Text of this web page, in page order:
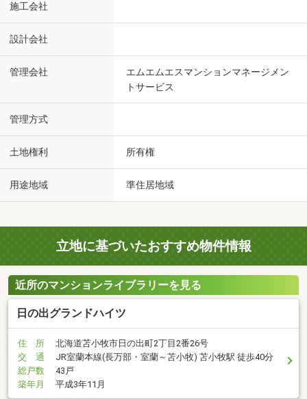
施工会社
設計会社
管理会社
エムエムエスマンションマネージメン
トサービス
管理方式
土地権利 所有権
用途地域 準住居地域
立地に基づいたおすすめ物件情報
近所のマンションライブラリーを見る
日の出グランドハイツ
住 所
北海道苫小牧市日の出町2丁目2番26号
交 通
JR室蘭本線(長万部・室蘭～苫小牧) 苫小牧駅 徒歩40分
総戸数
43戸
築年月
平成3年11月